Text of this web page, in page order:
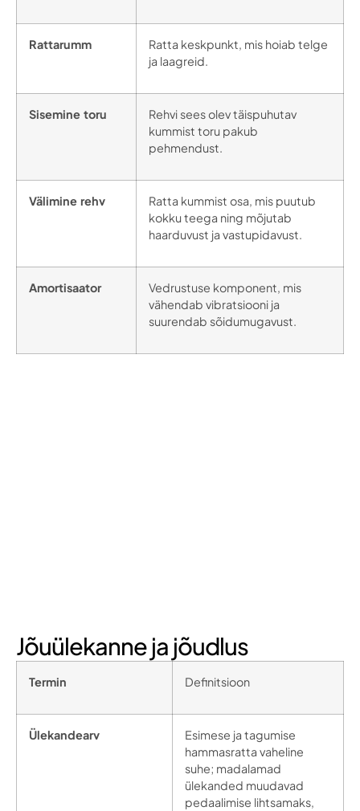
Rattarumm
Ratta keskpunkt, mis hoiab telge
ja laagreid.
Sisemine toru
Rehvi sees olev täispuhutav
kummist toru pakub
pehmendust.
Välimine rehv
Ratta kummist osa, mis puutub
kokku teega ning mõjutab
haarduvust ja vastupidavust.
Amortisaator
Vedrustuse komponent, mis
vähendab vibratsiooni ja
suurendab sõidumugavust.
Jõuülekanne ja jõudlus
Termin Definitsioon
Ülekandearv
Esimese ja tagumise
hammasratta vaheline
suhe; madalamad
ülekanded muudavad
pedaalimise lihtsamaks,